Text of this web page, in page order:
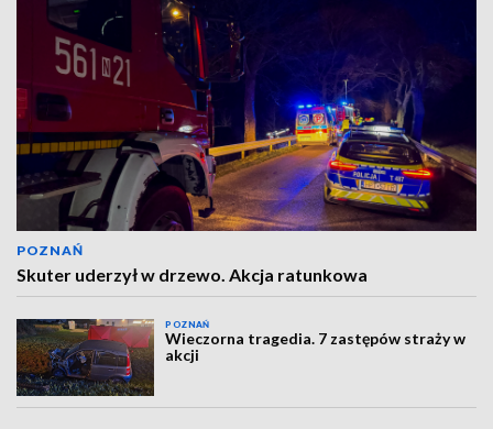
POZNAŃ
Skuter uderzył w drzewo. Akcja ratunkowa
POZNAŃ
Wieczorna tragedia. 7 zastępów straży w
akcji